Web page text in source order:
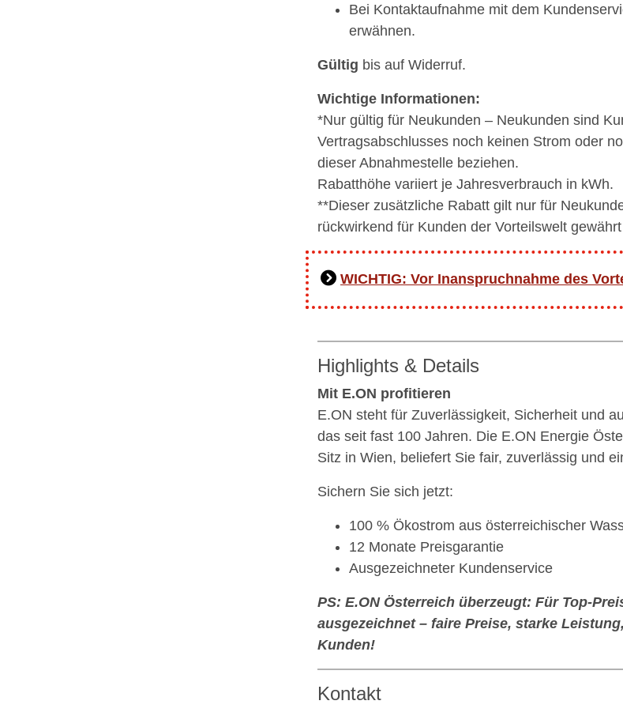
Bei Kontaktaufnahme mit dem
erwähnen.
Gültig bis auf Widerruf.
Wichtige Informationen:
*Nur gültig für Neukunden – Neukunden sind
Vertragsabschlusses noch keinen Strom oder
dieser Abnahmestelle beziehen.
Rabatthöhe variiert je Jahresverbrauch in kWh.
**Dieser zusätzliche Rabatt gilt nur für
rückwirkend für Kunden der Vorteilswelt
WICHTIG: Vor Inanspruchnahme des
Highlights & Details
Mit E.ON profitieren
E.ON steht für Zuverlässigkeit, Sicherheit und
das seit fast 100 Jahren. Die E.ON Energie
Sitz in Wien, beliefert Sie fair, zuverlässig und
Sichern Sie sich jetzt:
100 % Ökostrom aus österreichischer
12 Monate Preisgarantie
Ausgezeichneter Kundenservice
PS: E.ON Österreich überzeugt: Für Top-
ausgezeichnet – faire Preise, starke
Kunden!
Kontakt